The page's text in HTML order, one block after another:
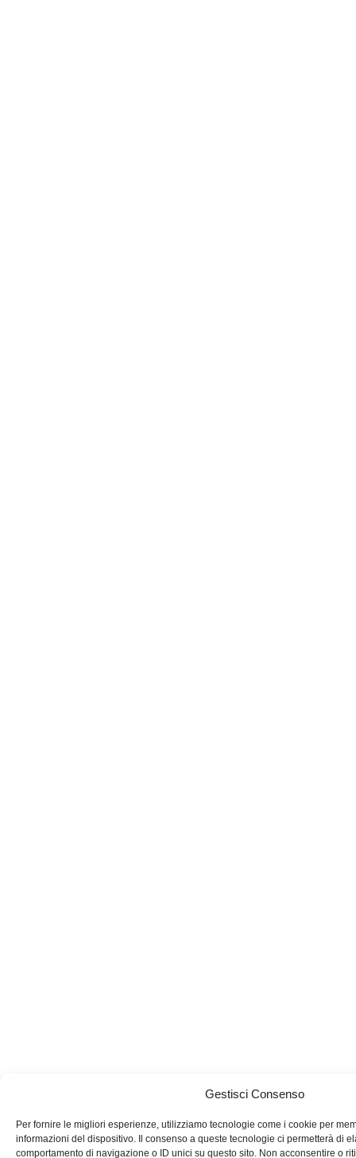
Gestisci Consenso
Per fornire le migliori esperienze, utilizziamo tecnologie come i cookie per
informazioni del dispositivo. Il consenso a queste tecnologie ci permetterà di
comportamento di navigazione o ID unici su questo sito. Non acconsentire o